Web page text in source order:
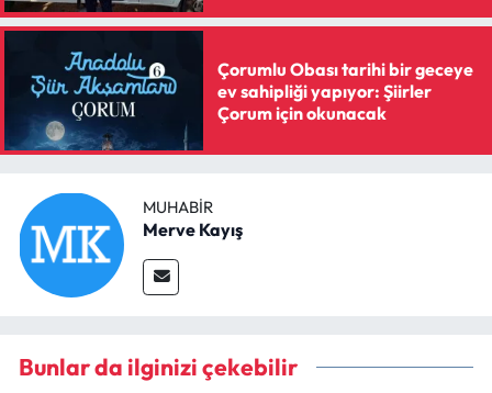
Çorumlu Obası tarihi bir geceye
ev sahipliği yapıyor: Şiirler
Çorum için okunacak
MUHABIR
Merve Kayış
Bunlar da ilginizi çekebilir